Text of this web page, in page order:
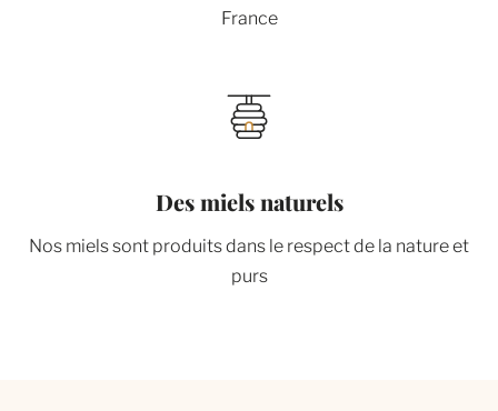
France
Des miels naturels
Nos miels sont produits dans le respect de la nature et
purs